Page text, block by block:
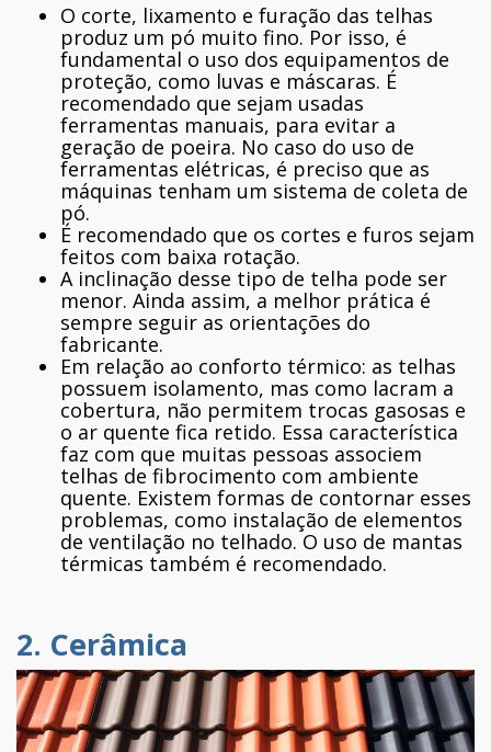
O corte, lixamento e furação das telhas
produz um pó muito fino. Por isso, é
fundamental o uso dos equipamentos de
proteção, como luvas e máscaras. É
recomendado que sejam usadas
ferramentas manuais, para evitar a
geração de poeira. No caso do uso de
ferramentas elétricas, é preciso que as
máquinas tenham um sistema de coleta de
pó.
É recomendado que os cortes e furos sejam
feitos com baixa rotação.
A inclinação desse tipo de telha pode ser
menor. Ainda assim, a melhor prática é
sempre seguir as orientações do
fabricante.
Em relação ao conforto térmico: as telhas
possuem isolamento, mas como lacram a
cobertura, não permitem trocas gasosas e
o ar quente fica retido. Essa característica
faz com que muitas pessoas associem
telhas de fibrocimento com ambiente
quente. Existem formas de contornar esses
problemas, como instalação de elementos
de ventilação no telhado. O uso de mantas
térmicas também é recomendado.
2. Cerâmica